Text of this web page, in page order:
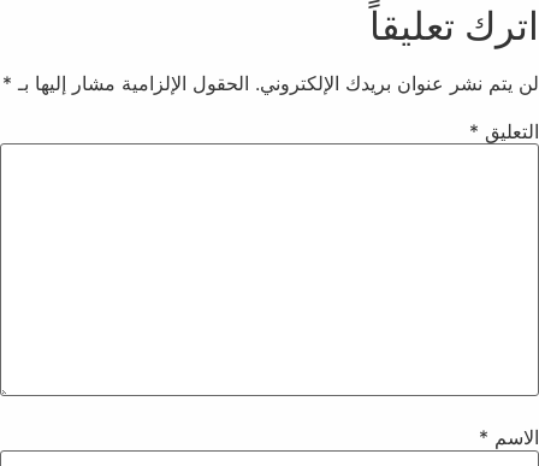
اترك تعليقاً
لن يتم نشر عنوان بريدك الإلكتروني. الحقول الإلزامية مشار إليها بـ *
التعليق *
الاسم *